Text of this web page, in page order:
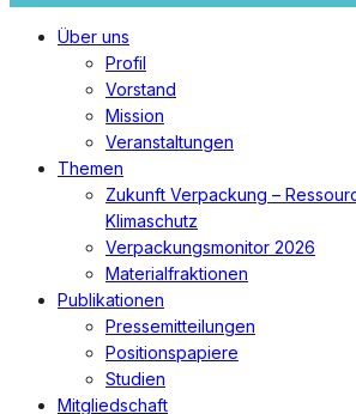
Menü
Über uns
Profil
Vorstand
Mission
Veranstaltungen
Themen
Zukunft Verpackung –
Klimaschutz
Verpackungsmonitor 2026
Materialfraktionen
Publikationen
Pressemitteilungen
Positionspapiere
Studien
Mitgliedschaft